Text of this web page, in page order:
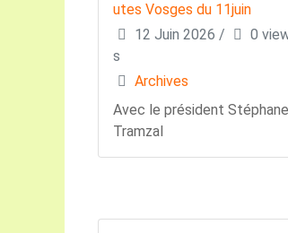
utes Vosges du 11juin
12 Juin 2026 /
0
s
Archives
Avec le président Stéphane
Tramzal